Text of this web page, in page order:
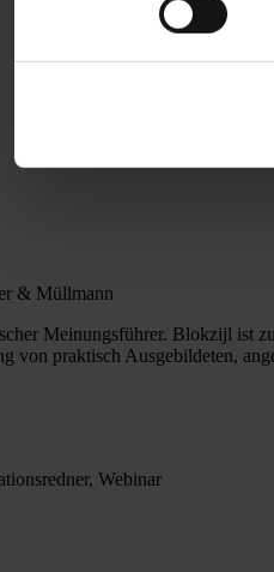
& Müllmann
Meinungsführer. Blokzijl ist
von praktisch Ausgebildeten,
Webinar